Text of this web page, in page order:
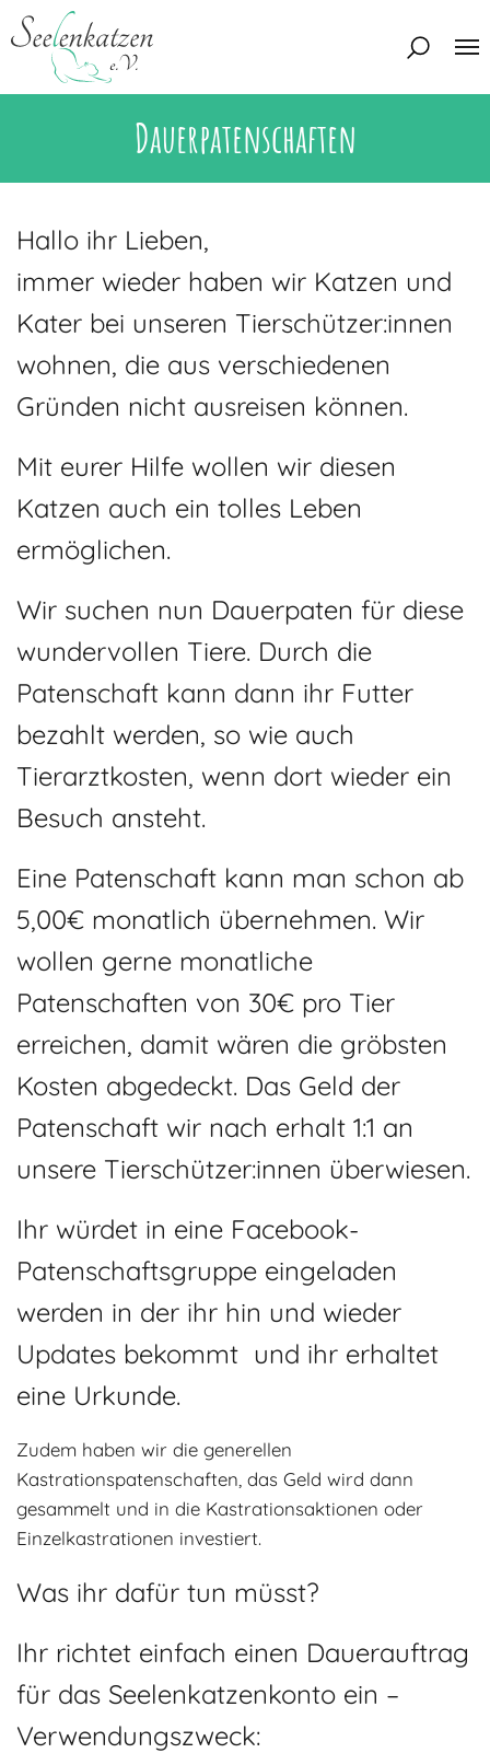
Interessentenbogen
Zuhause gesucht
Regenbogenbrücke
Adoptantenberichte
Infos rund um die Katze
Deine Hilfe
Kontakt
Kontaktformular
FAQ
Blog
Dauerpatenschaften
Hallo ihr Lieben,
immer wieder haben wir Katzen und
Kater bei unseren Tierschützer:innen
wohnen, die aus verschiedenen
Gründen nicht ausreisen können.
Mit eurer Hilfe wollen wir diesen
Katzen auch ein tolles Leben
ermöglichen.
Wir suchen nun Dauerpaten für diese
wundervollen Tiere. Durch die
Patenschaft kann dann ihr Futter
bezahlt werden, so wie auch
Tierarztkosten, wenn dort wieder ein
Besuch ansteht.
Eine Patenschaft kann man schon ab
5,00€ monatlich übernehmen. Wir
wollen gerne monatliche
Patenschaften von 30€ pro Tier
erreichen, damit wären die gröbsten
Kosten abgedeckt. Das Geld der
Patenschaft wir nach erhalt 1:1 an
unsere Tierschützer:innen überwiesen.
Ihr würdet in eine Facebook-
Patenschaftsgruppe eingeladen
werden in der ihr hin und wieder
Updates bekommt und ihr erhaltet
eine Urkunde.
Zudem haben wir die generellen
Kastrationspatenschaften, das Geld wird dann
gesammelt und in die Kastrationsaktionen oder
Einzelkastrationen investiert.
Was ihr dafür tun müsst?
Ihr richtet einfach einen Dauerauftrag
für das Seelenkatzenkonto ein –
Verwendungszweck: